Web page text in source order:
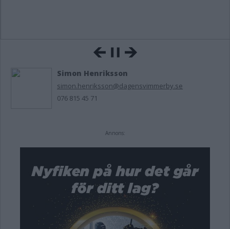
Simon Henriksson
simon.henriksson@dagensvimmerby.se
076 815 45 71
Annons: